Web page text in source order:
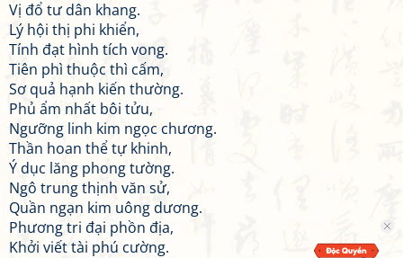
Vị đổ tư dân khang.
Lý hội thị phi khiển,
Tính đạt hình tích vong.
Tiên phì thuộc thì cấm,
Sơ quả hạnh kiến thường.
Phủ ẩm nhất bôi tửu,
Ngưỡng linh kim ngọc chương.
Thần hoan thể tự khinh,
Ý dục lăng phong tường.
Ngô trung thịnh văn sử,
Quần ngạn kim uông dương.
Phương tri đại phồn địa,
Khởi viết tài phú cường.